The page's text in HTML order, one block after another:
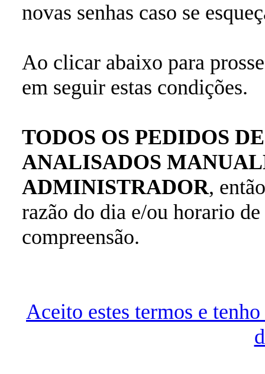
novas senhas caso se
Ao clicar abaixo para
em seguir estas condições.
TODOS OS PEDIDOS
ANALISADOS
ADMINISTRADOR,
razão do dia e/ou horario
compreensão.
Aceito estes termos e tenho